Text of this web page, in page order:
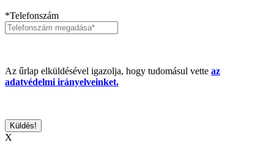
*Telefonszám
Az űrlap elküldésével igazolja, hogy tudomásul vette az
adatvédelmi irányelveinket.
X